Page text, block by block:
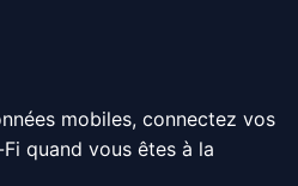
mobiles, connectez vos
quand vous êtes à la